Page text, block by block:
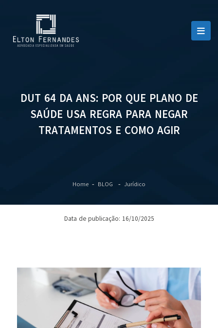
DUT 64 DA ANS: POR QUE PLANO DE
SAÚDE USA REGRA PARA NEGAR
TRATAMENTOS E COMO AGIR
Home BLOG Jurídico
Data de publicação: 16/10/2025